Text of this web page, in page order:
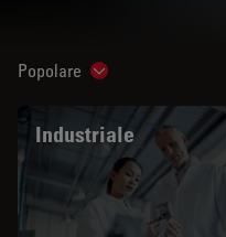
Popolare Show subnavigation
Industriale